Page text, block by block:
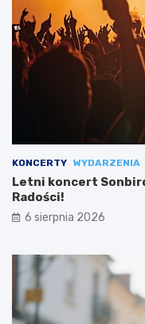
KONCERTY WYDARZENIA
Letni koncert
Radości!
6 sierpnia 2026